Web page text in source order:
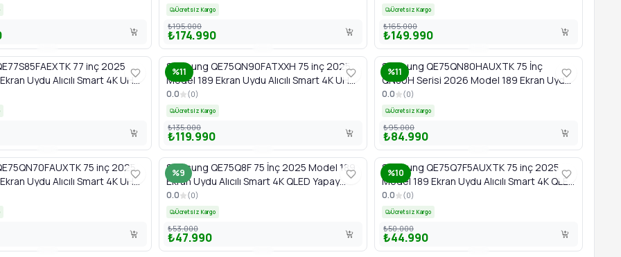
Ücretsiz Kargo
₺195.000
₺174.990
Ücretsiz Kargo
₺165.000
₺149.990
77 inç 2025
Uydu Alıcılı Smart 4K UHD
Zeka TV
%11
Samsung QE75QN90FATXXH 75 inç 2025
Model 189 Ekran Uydu Alıcılı Smart 4K UHD
Neo QLED Mini LED Yapay Zeka TV
0.0 (0)
Ücretsiz Kargo
₺135.000
₺119.990
%11
Samsung QE75QN80HAUXTK 75 İnç
QN80H Serisi 2026 Model 189 Ekran Uydu
Alıcılı Smart 4K Neo QLED TV
0.0 (0)
Ücretsiz Kargo
₺95.000
₺84.990
75 inç 2025
Uydu Alıcılı Smart 4K UHD
LED Yapay Zeka TV
%9
Samsung QE75Q8F 75 İnç 2025 Model 189
Ekran Uydu Alıcılı Smart 4K QLED Yapay
Zeka TV
0.0 (0)
Ücretsiz Kargo
₺53.000
₺47.990
%10
Samsung QE75Q7F5AUXTK 75 inç 2025
Model 189 Ekran Uydu Alıcılı Smart 4K QLED
Yapay Zeka TV
0.0 (0)
Ücretsiz Kargo
₺50.000
₺44.990